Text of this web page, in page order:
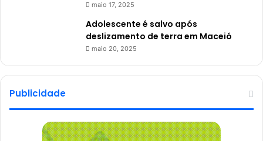
maio 17, 2025
Adolescente é salvo após
deslizamento de terra em Maceió
maio 20, 2025
Publicidade